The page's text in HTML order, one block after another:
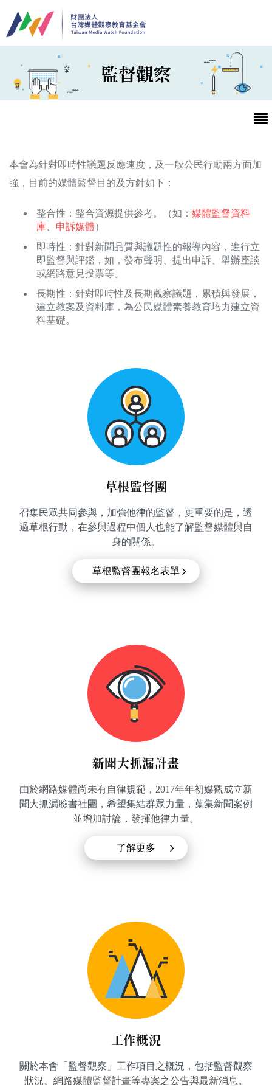
監督觀察
第25屆台灣兒童及少年優質節目活動官網
最新消息
監督觀察
媒體素養
研究計畫
申訴
捐款支持
本會為針對即時性議題反應速度，及一般公民行動兩方面加
強，目前的媒體監督目的及方針如下：
整合性：整合資源提供參考。（如： 媒體監督資料
庫
申訴媒體）
即時性：針對新聞品質與議題性的報導內容，進行立
即監督與評鑑，如，發布聲明、提出申訴、舉辦座談
或網路意見投票等。
長期性：針對即時性及長期觀察議題，累積與發展，
建立教案及資料庫，為公民媒體素養教育培力建立資
料基礎。
草根監督團
召集民眾共同參與，加強他律的監督，更重要的是，透
過草根行動，在參與過程中個人也能了解監督媒體與自
身的關係。
草根監督團報名表單
新聞大抓漏計畫
由於網路媒體尚未有自律規範，2017年年初媒觀成立新
聞大抓漏臉書社團，希望集結群眾力量，蒐集新聞案例
並增加討論，發揮他律力量。
了解更多
工作概況
關於本會「監督觀察」工作項目之概況，包括監督觀察
狀況、網路媒體監督計畫等專案之公告與最新消息。